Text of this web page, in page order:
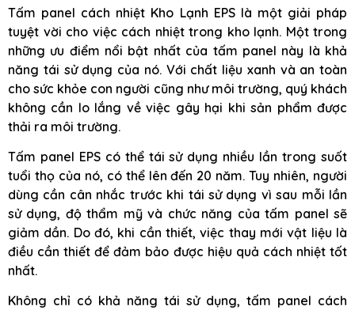
Tấm panel cách nhiệt Kho Lạnh EPS là một giải pháp
tuyệt vời cho việc cách nhiệt trong kho lạnh. Một trong
những ưu điểm nổi bật nhất của tấm panel này là khả
năng tái sử dụng của nó. Với chất liệu xanh và an toàn
cho sức khỏe con người cũng như môi trường, quý khách
không cần lo lắng về việc gây hại khi sản phẩm được
thải ra môi trường.
Tấm panel EPS có thể tái sử dụng nhiều lần trong suốt
tuổi thọ của nó, có thể lên đến 20 năm. Tuy nhiên, người
dùng cần cân nhắc trước khi tái sử dụng vì sau mỗi lần
sử dụng, độ thẩm mỹ và chức năng của tấm panel sẽ
giảm dần. Do đó, khi cần thiết, việc thay mới vật liệu là
điều cần thiết để đảm bảo được hiệu quả cách nhiệt tốt
nhất.
Không chỉ có khả năng tái sử dụng, tấm panel cách